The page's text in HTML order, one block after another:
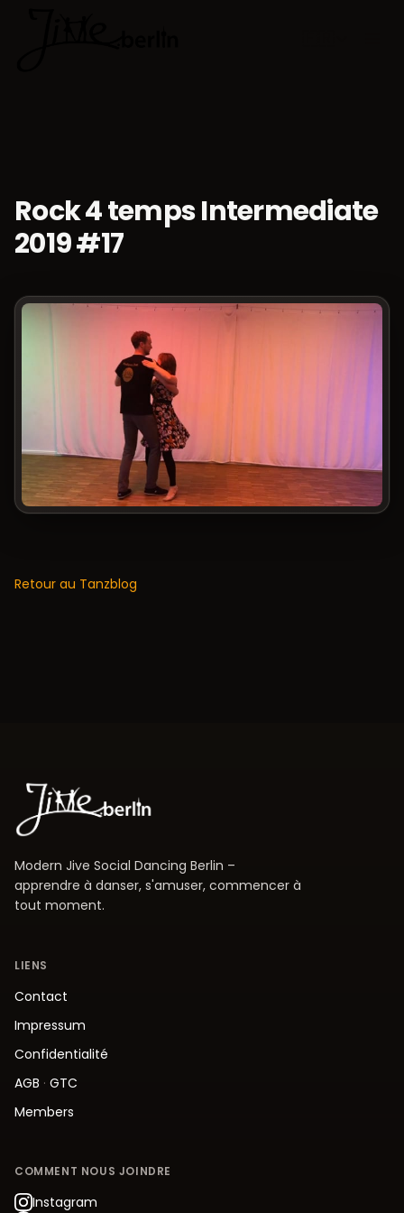
Rock 4 temps Intermediate
2019 #17
Retour au Tanzblog
Modern Jive Social Dancing Berlin –
apprendre à danser, s'amuser, commencer à
tout moment.
LIENS
Contact
Impressum
Confidentialité
AGB · GTC
Members
COMMENT NOUS JOINDRE
Instagram